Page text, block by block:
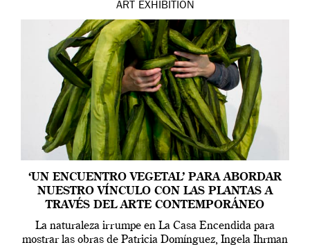
ART EXHIBITION
‘UN ENCUENTRO VEGETAL’ PARA ABORDAR
NUESTRO VÍNCULO CON LAS PLANTAS A
TRAVÉS DEL ARTE CONTEMPORÁNEO
La naturaleza irrumpe en La Casa Encendida para
mostrar las obras de Patricia Domínguez, Ingela Ihrman